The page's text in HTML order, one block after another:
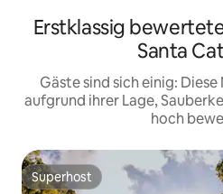
Erstklassig
Santa
Gäste sind sich einig:
aufgrund ihrer Lage,
hoch
Superhost
Superhost